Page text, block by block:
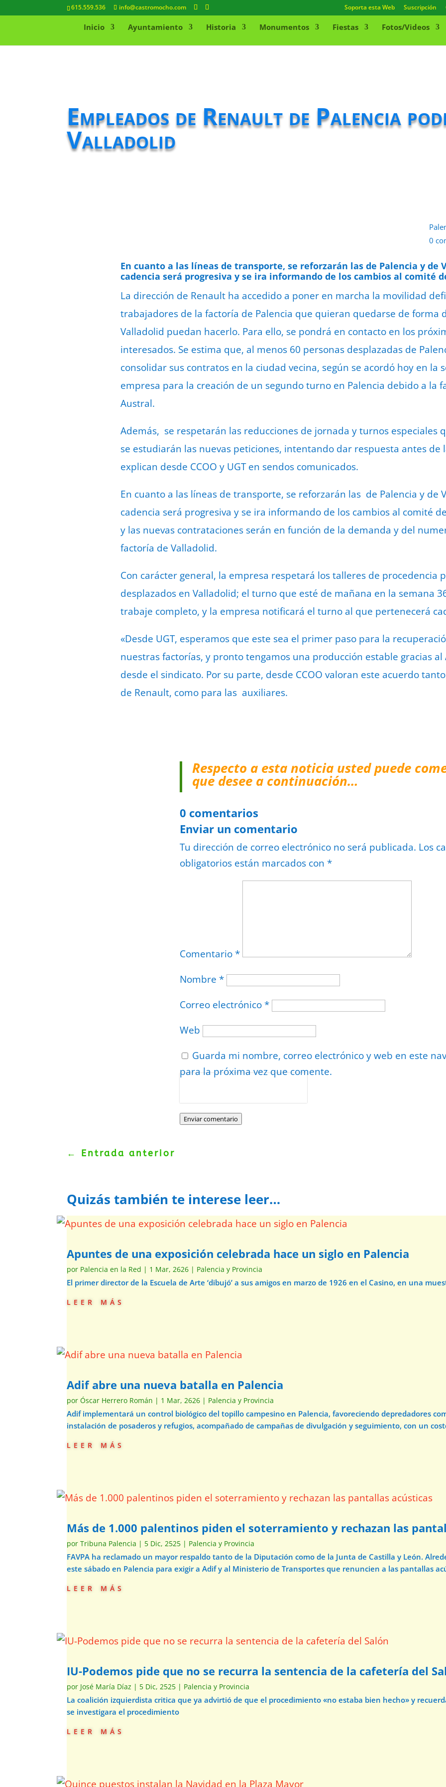
615.559.536 info@castromocho.com Soporta esta Web Suscripción
Inicio Ayuntamiento Historia Monumentos Fiestas Fotos/Videos
Empleados de Renault de Palencia
Valladolid
0
En cuanto a las líneas de transporte, se reforzarán las de Palencia y de
cadencia será progresiva y se ira informando de los cambios al comité
La dirección de Renault ha accedido a poner en marcha la movilidad
trabajadores de la factoría de Palencia que quieran quedarse de forma
Valladolid puedan hacerlo. Para ello, se pondrá en contacto en los
interesados. Se estima que, al menos 60 personas desplazadas de
consolidar sus contratos en la ciudad vecina, según se acordó hoy en la
empresa para la creación de un segundo turno en Palencia debido a la
Austral.
Además, se respetarán las reducciones de jornada y turnos especiales
se estudiarán las nuevas peticiones, intentando dar respuesta antes de
explican desde CCOO y UGT en sendos comunicados.
En cuanto a las líneas de transporte, se reforzarán las de Palencia y de
cadencia será progresiva y se ira informando de los cambios al comité
y las nuevas contrataciones serán en función de la demanda y del
factoría de Valladolid.
Con carácter general, la empresa respetará los talleres de procedencia
desplazados en Valladolid; el turno que esté de mañana en la semana
trabaje completo, y la empresa notificará el turno al que pertenecerá
«Desde UGT, esperamos que este sea el primer paso para la
nuestras factorías, y pronto tengamos una producción estable gracias al
desde el sindicato. Por su parte, desde CCOO valoran este acuerdo
de Renault, como para las auxiliares.
Respecto a esta noticia usted puede
que desee a continuación…
0 comentarios
Enviar un comentario
Tu dirección de correo electrónico no será publicada. Los
obligatorios están marcados con *
Comentario *
Nombre *
Correo electrónico *
Web
Guarda mi nombre, correo electrónico y web en este
para la próxima vez que comente.
Enviar comentario
← Entrada anterior
Quizás también te interese leer…
Apuntes de una exposición celebrada hace un siglo en Palencia
por Palencia en la Red | 1 Mar, 2626 | Palencia y Provincia
El primer director de la Escuela de Arte ‘dibujó’ a sus amigos en marzo de 1926 en el Casino, en una
leer más
Adif abre una nueva batalla en Palencia
porÓscar Herrero Román | 1 Mar, 2626 | Palencia y Provincia
Adif implementará un control biológico del topillo campesino en Palencia, favoreciendo depredadores
instalación de posaderos y refugios, acompañado de campañas de divulgación y seguimiento, con un
leer más
Más de 1.000 palentinos piden el soterramiento y rechazan las
porTribuna Palencia | 5 Dic, 2525 | Palencia y Provincia
FAVPA ha reclamado un mayor respaldo tanto de la Diputación como de la Junta de Castilla y León.
este sábado en Palencia para exigir a Adif y al Ministerio de Transportes que renuncien a las pantallas
leer más
IU-Podemos pide que no se recurra la sentencia de la cafetería del
por José María Díaz | 5 Dic, 2525 | Palencia y Provincia
La coalición izquierdista critica que ya advirtió de que el procedimiento «no estaba bien hecho» y
se investigara el procedimiento
leer más